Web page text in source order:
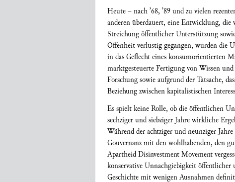
Heute – nach ’68, ’89 und zu vielen
anderen überdauert, eine Entwicklung,
Streichung öffentlicher Unterstützung
Offenheit verlustig gegangen, wurden die
in das Geflecht eines konsumorientierten
marktgesteuerte Fertigung von Wissen
Forschung sowie aufgrund der Tatsache,
Beziehung zwischen kapitalistischen
Es spielt keine Rolle, ob die öffentlichen
sechziger und siebziger Jahre wirkliche
Während der achtziger und neunziger
Gouvernanz mit den wohlhabenden, den
Apartheid Disinvestment Movement
konservative Unnachgiebigkeit
Geschichte mit wenigen Ausnahmen